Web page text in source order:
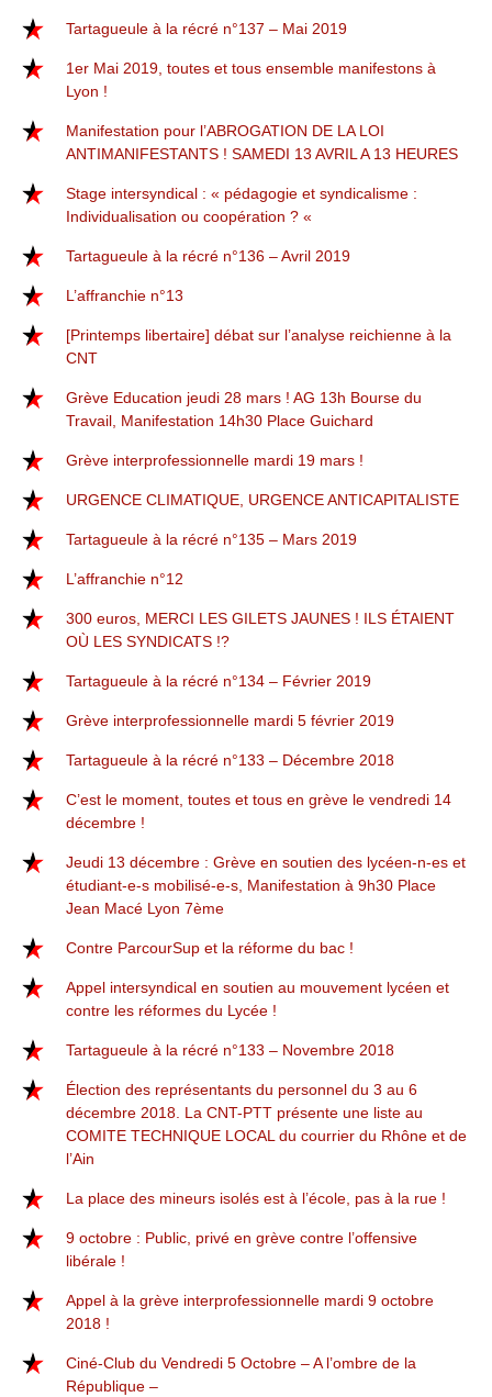
Tartagueule à la récré n°137 – Mai 2019
1er Mai 2019, toutes et tous ensemble manifestons à
Lyon !
Manifestation pour l’ABROGATION DE LA LOI
ANTIMANIFESTANTS ! SAMEDI 13 AVRIL A 13 HEURES
Stage intersyndical : « pédagogie et syndicalisme :
Individualisation ou coopération ? «
Tartagueule à la récré n°136 – Avril 2019
L’affranchie n°13
[Printemps libertaire] débat sur l’analyse reichienne à la
CNT
Grève Education jeudi 28 mars ! AG 13h Bourse du
Travail, Manifestation 14h30 Place Guichard
Grève interprofessionnelle mardi 19 mars !
URGENCE CLIMATIQUE, URGENCE ANTICAPITALISTE
Tartagueule à la récré n°135 – Mars 2019
L’affranchie n°12
300 euros, MERCI LES GILETS JAUNES ! ILS ÉTAIENT
OÙ LES SYNDICATS !?
Tartagueule à la récré n°134 – Février 2019
Grève interprofessionnelle mardi 5 février 2019
Tartagueule à la récré n°133 – Décembre 2018
C’est le moment, toutes et tous en grève le vendredi 14
décembre !
Jeudi 13 décembre : Grève en soutien des lycéen-n-es et
étudiant-e-s mobilisé-e-s, Manifestation à 9h30 Place
Jean Macé Lyon 7ème
Contre ParcourSup et la réforme du bac !
Appel intersyndical en soutien au mouvement lycéen et
contre les réformes du Lycée !
Tartagueule à la récré n°133 – Novembre 2018
Élection des représentants du personnel du 3 au 6
décembre 2018. La CNT-PTT présente une liste au
COMITE TECHNIQUE LOCAL du courrier du Rhône et de
l’Ain
La place des mineurs isolés est à l’école, pas à la rue !
9 octobre : Public, privé en grève contre l’offensive
libérale !
Appel à la grève interprofessionnelle mardi 9 octobre
2018 !
Ciné-Club du Vendredi 5 Octobre – A l’ombre de la
République –